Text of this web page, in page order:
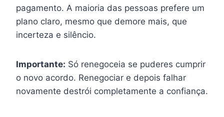
pagamento. A maioria das pessoas prefere um
plano claro, mesmo que demore mais, que
incerteza e silêncio.
Importante: Só renegoceia se puderes cumprir
o novo acordo. Renegociar e depois falhar
novamente destrói completamente a confiança.